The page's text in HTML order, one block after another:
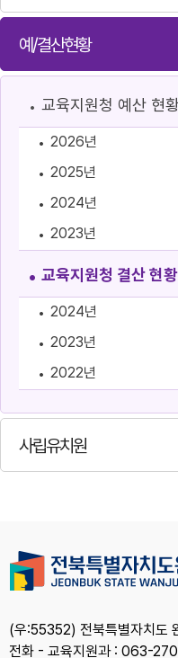
예/결산현황
교육지원청 예산 현
2026년
2025년
2024년
2023년
교육지원청 결산 현황
2024년
2023년
2022년
사립유치원
(우:55352) 전북특별자치도
전화 - 교육지원과 : 063-